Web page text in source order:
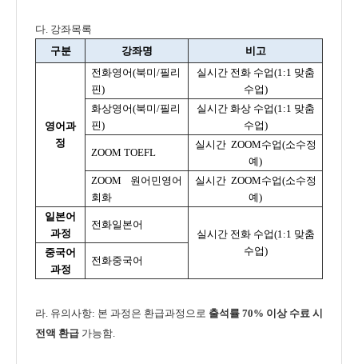
다. 강좌목록
구분
강좌명 비고
영어과
정
전화영어(북미/필리
핀)
실시간 전화 수업(1:1 맞춤
수업)
화상영어(북미/필리
핀)
실시간 화상 수업(1:1 맞춤
수업)
ZOOM TOEFL
실시간 ZOOM수업(소수정
예)
ZOOM 원어민영어
회화
실시간 ZOOM수업(소수정
예)
일본어
과정
전화일본어
실시간 전화 수업(1:1 맞춤
수업)
중국어
과정
전화중국어
라. 유의사항: 본 과정은 환급과정으로 출석률 70% 이상 수료 시
전액 환급 가능함.